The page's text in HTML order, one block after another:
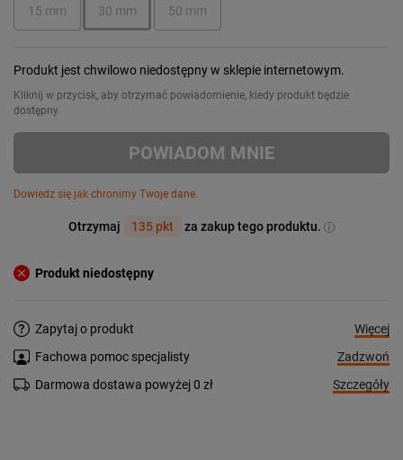
15 mm 30 mm 50 mm
Produkt jest chwilowo niedostępny w sklepie internetowym.
Kliknij w przycisk, aby otrzymać powiadomienie, kiedy produkt będzie
dostępny.
POWIADOM MNIE
Dowiedz się jak chronimy Twoje dane.
Otrzymaj 135 pkt za zakup tego produktu.
Produkt niedostępny
Zapytaj o produkt
Więcej
Fachowa pomoc specjalisty
Zadzwoń
Darmowa dostawa powyżej 0 zł
Szczegóły